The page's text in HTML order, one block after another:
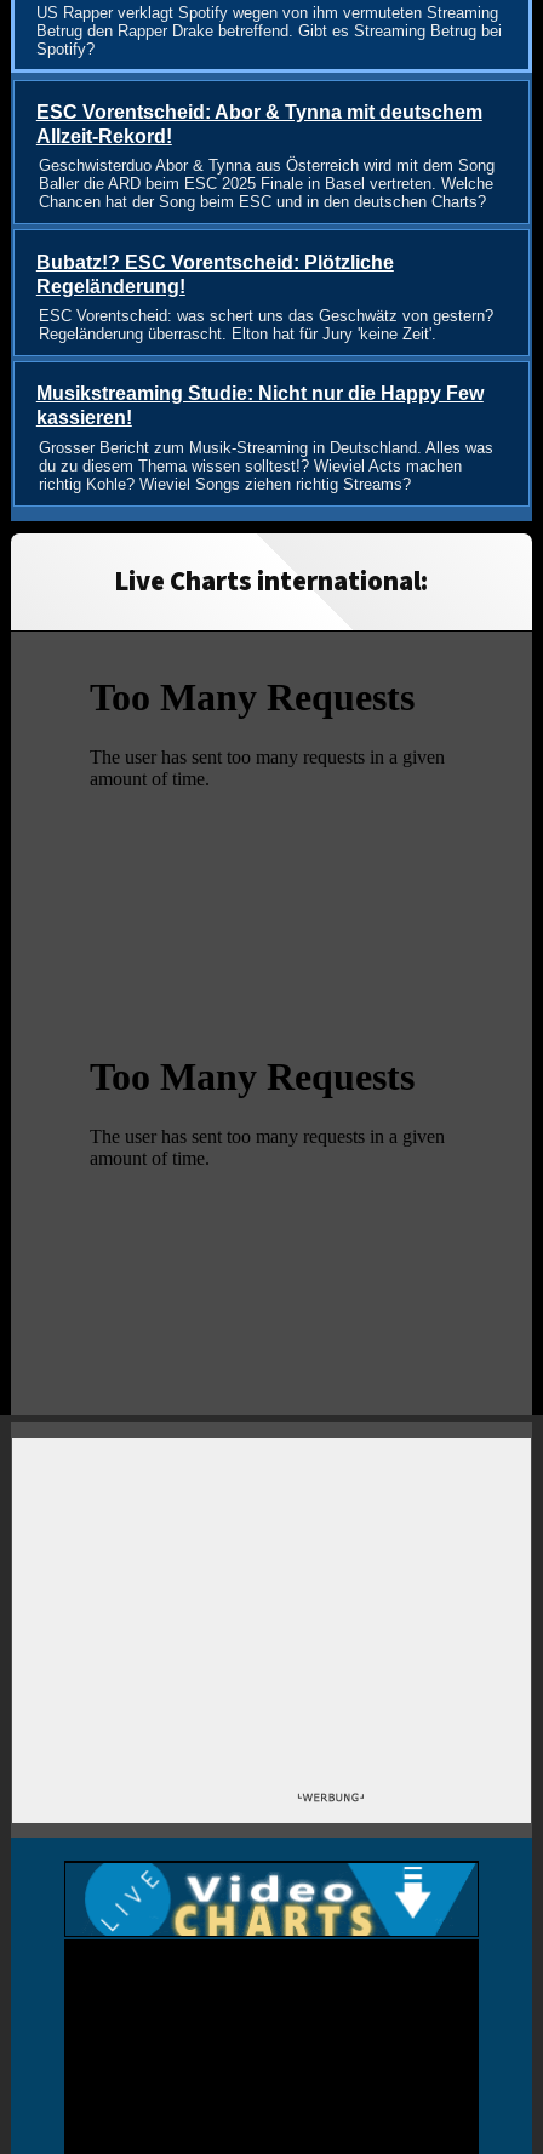
US Rapper verklagt Spotify wegen von ihm vermuteten Streaming
Betrug den Rapper Drake betreffend. Gibt es Streaming Betrug bei
Spotify?
ESC Vorentscheid: Abor & Tynna mit deutschem
Allzeit-Rekord!
Geschwisterduo Abor & Tynna aus Österreich wird mit dem Song
Baller die ARD beim ESC 2025 Finale in Basel vertreten. Welche
Chancen hat der Song beim ESC und in den deutschen Charts?
Bubatz!? ESC Vorentscheid: Plötzliche
Regeländerung!
ESC Vorentscheid: was schert uns das Geschwätz von gestern?
Regeländerung überrascht. Elton hat für Jury 'keine Zeit'.
Musikstreaming Studie: Nicht nur die Happy Few
kassieren!
Grosser Bericht zum Musik-Streaming in Deutschland. Alles was
du zu diesem Thema wissen solltest!? Wieviel Acts machen
richtig Kohle? Wieviel Songs ziehen richtig Streams?
Live Charts international: